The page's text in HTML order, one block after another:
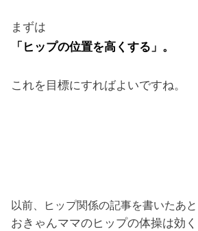
まずは
「ヒップの位置を高くする」。
これを目標にすればよいですね。
以前、ヒップ関係の記事を書いたあと
おきゃんママのヒップの体操は効く